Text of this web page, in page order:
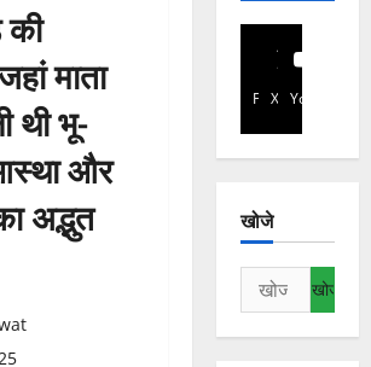
की
माता
थी भू-
और
अद्भुत
Facebook
X YouTube
खोजे
निम्न
को
खोजें: